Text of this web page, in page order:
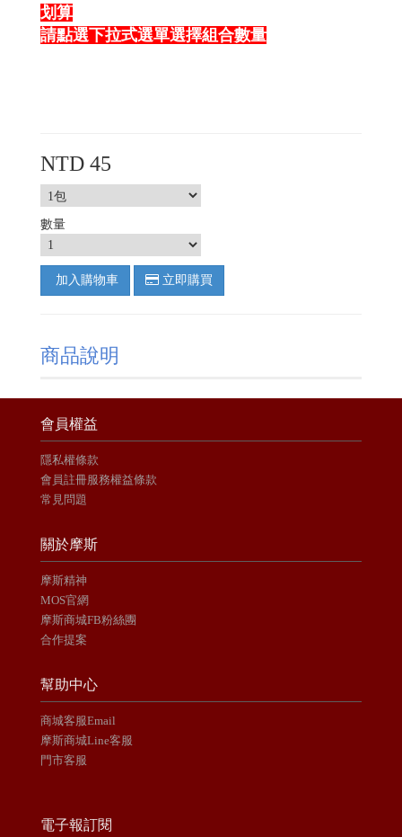
划算
請點選下拉式選單選擇組合數量
NTD 45
數量
加入購物車 立即購買
商品說明
會員權益
隱私權條款
會員註冊服務權益條款
常見問題
關於摩斯
摩斯精神
MOS官網
摩斯商城FB粉絲團
合作提案
幫助中心
商城客服Email
摩斯商城Line客服
門市客服
電子報訂閱